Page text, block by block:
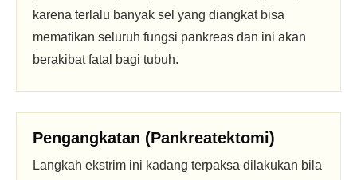
karena terlalu banyak sel yang diangkat bisa
mematikan seluruh fungsi pankreas dan ini akan
berakibat fatal bagi tubuh.
Pengangkatan (Pankreatektomi)
Langkah ekstrim ini kadang terpaksa dilakukan bila